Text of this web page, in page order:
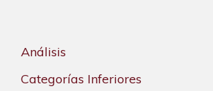
Análisis
Categorías Inferiores